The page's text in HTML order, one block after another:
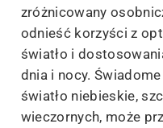
zróżnicowany
odnieść korzyści z
światło i
dnia i nocy.
światło niebieskie,
wieczornych, może